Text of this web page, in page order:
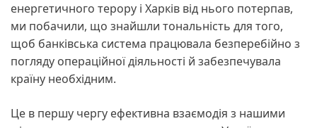
енергетичного терору і Харків від нього потерпав,
ми побачили, що знайшли тональність для того,
щоб банківська система працювала безперебійно з
погляду операційної діяльності й забезпечувала
країну необхідним.
Це в першу чергу ефективна взаємодія з нашими